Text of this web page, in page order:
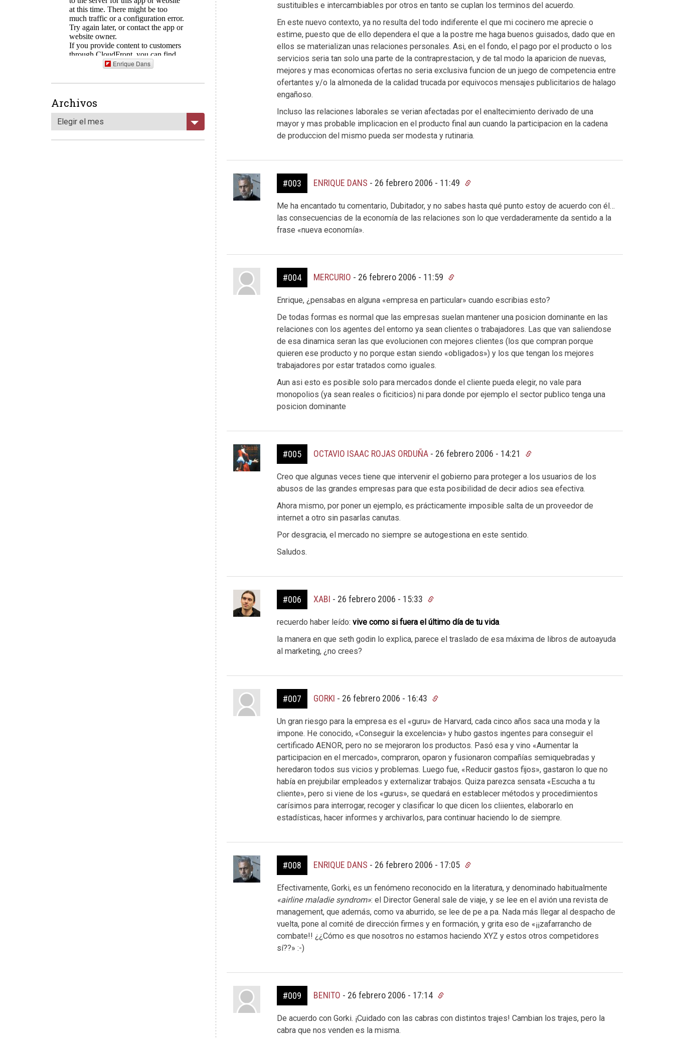
sustituibles e intercambiables por otros en tanto se cuplan los terminos del acuerdo.
En este nuevo contexto, ya no resulta del todo indiferente el que mi cocinero me aprecie o
estime, puesto que de ello dependera el que a la postre me haga buenos guisados, dado que en
ellos se materializan unas relaciones personales. Asi, en el fondo, el pago por el producto o los
servicios seria tan solo una parte de la contraprestacion, y de tal modo la aparicion de nuevas,
mejores y mas economicas ofertas no seria exclusiva funcion de un juego de competencia entre
ofertantes y/o la almoneda de la calidad trucada por equivocos mensajes publicitarios de halago
engañoso.
Incluso las relaciones laborales se verian afectadas por el enaltecimiento derivado de una
mayor y mas probable implicacion en el producto final aun cuando la participacion en la cadena
de produccion del mismo pueda ser modesta y rutinaria.
#003 ENRIQUE DANS - 26 febrero 2006 - 11:49
Me ha encantado tu comentario, Dubitador, y no sabes hasta qué punto estoy de acuerdo con él…
las consecuencias de la economía de las relaciones son lo que verdaderamente da sentido a la
frase «nueva economía».
#004 MERCURIO - 26 febrero 2006 - 11:59
Enrique, ¿pensabas en alguna «empresa en particular» cuando escribias esto?
De todas formas es normal que las empresas suelan mantener una posicion dominante en las
relaciones con los agentes del entorno ya sean clientes o trabajadores. Las que van saliendose
de esa dinamica seran las que evolucionen con mejores clientes (los que compran porque
quieren ese producto y no porque estan siendo «obligados») y los que tengan los mejores
trabajadores por estar tratados como iguales.
Aun asi esto es posible solo para mercados donde el cliente pueda elegir, no vale para
monopolios (ya sean reales o ficiticios) ni para donde por ejemplo el sector publico tenga una
posicion dominante
#005 OCTAVIO ISAAC ROJAS ORDUÑA- 26 febrero 2006 - 14:21
Creo que algunas veces tiene que intervenir el gobierno para proteger a los usuarios de los
abusos de las grandes empresas para que esta posibilidad de decir adios sea efectiva.
Ahora mismo, por poner un ejemplo, es prácticamente imposible salta de un proveedor de
internet a otro sin pasarlas canutas.
Por desgracia, el mercado no siempre se autogestiona en este sentido.
Saludos.
#006 XABI - 26 febrero 2006 - 15:33
recuerdo haber leído: vive como si fuera el último día de tu vida.
la manera en que seth godin lo explica, parece el traslado de esa máxima de libros de autoayuda
al marketing, ¿no crees?
#007 GORKI - 26 febrero 2006 - 16:43
Un gran riesgo para la empresa es el «guru» de Harvard, cada cinco años saca una moda y la
impone. He conocido, «Conseguir la excelencia» y hubo gastos ingentes para conseguir el
certificado AENOR, pero no se mejoraron los productos. Pasó esa y vino «Aumentar la
participacion en el mercado», compraron, oparon y fusionaron compañías semiquebradas y
heredaron todos sus vicios y problemas. Luego fue, «Reducir gastos fijos», gastaron lo que no
había en prejubilar empleados y externalizar trabajos. Quiza parezca sensata «Escucha a tu
cliente», pero si viene de los «gurus», se quedará en establecer métodos y procedimientos
carísimos para interrogar, recoger y clasificar lo que dicen los cliientes, elaborarlo en
estadísticas, hacer informes y archivarlos, para continuar haciendo lo de siempre.
#008 ENRIQUE DANS - 26 febrero 2006 - 17:05
Efectivamente, Gorki, es un fenómeno reconocido en la literatura, y denominado habitualmente
«airline maladie syndrom»: el Director General sale de viaje, y se lee en el avión una revista de
management, que además, como va aburrido, se lee de pe a pa. Nada más llegar al despacho de
vuelta, pone al comité de dirección firmes y en formación, y grita eso de «¡¡zafarrancho de
combate!! ¿¿Cómo es que nosotros no estamos haciendo XYZ y estos otros competidores
sí??» :-)
#009 BENITO - 26 febrero 2006 - 17:14
De acuerdo con Gorki. ¡Cuidado con las cabras con distintos trajes! Cambian los trajes, pero la
cabra que nos venden es la misma.
Enrique Dans
Archivos
Elegir el mes